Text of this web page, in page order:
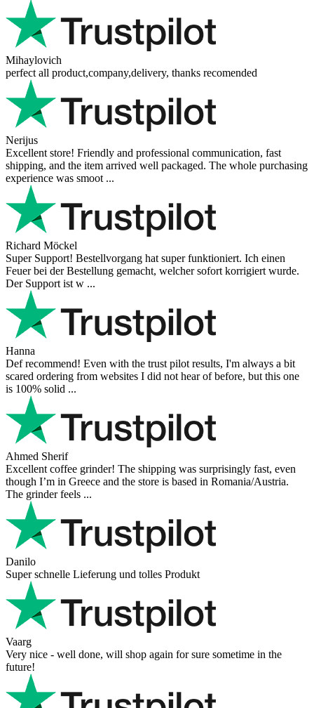
Mihaylovich
perfect all product,company,delivery, thanks recomended
Nerijus
Excellent store! Friendly and professional communication, fast
shipping, and the item arrived well packaged. The whole purchasing
experience was smoot ...
Richard Möckel
Super Support! Bestellvorgang hat super funktioniert. Ich einen
Feuer bei der Bestellung gemacht, welcher sofort korrigiert wurde.
Der Support ist w ...
Hanna
Def recommend! Even with the trust pilot results, I'm always a bit
scared ordering from websites I did not hear of before, but this one
is 100% solid ...
Ahmed Sherif
Excellent coffee grinder! The shipping was surprisingly fast, even
though I’m in Greece and the store is based in Romania/Austria.
The grinder feels ...
Danilo
Super schnelle Lieferung und tolles Produkt
Vaarg
Very nice - well done, will shop again for sure sometime in the
future!